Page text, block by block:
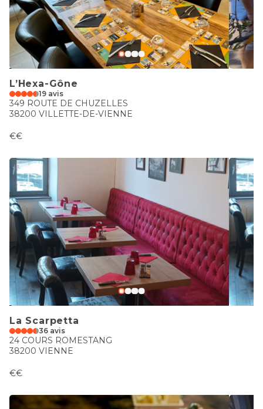
L’Hexa-Gône
19 avis
349 ROUTE DE CHUZELLES
38200 VILLETTE-DE-VIENNE
€€
La Scarpetta
36 avis
24 COURS ROMESTANG
38200 VIENNE
€€